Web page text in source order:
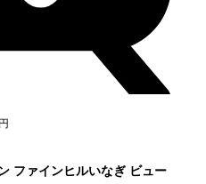
ファインヒルいなぎ ビュー